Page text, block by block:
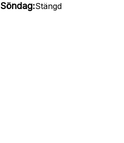
Söndag:Stängd